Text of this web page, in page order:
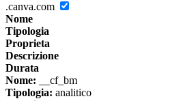
.canva.com
Nome
Tipologia
Proprieta
Descrizione
Durata
Nome: __cf_bm
Tipologia: analitico